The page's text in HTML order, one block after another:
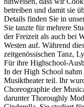
betreiben und damit sie
Details finden Sie in
Sie tanzte für mehrere
der Freizeit als auch bei
Westen auf. Während
zeitgenössischen Tanz,
Für ihre Highschool-
In der High School nahm
Musiktheater teil. Ihr
Choreographie der
darunter Thoroughly